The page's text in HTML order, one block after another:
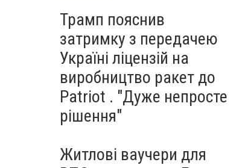
Трамп пояснив
затримку з передачею
Україні ліцензій на
виробництво ракет до
Patriot . "Дуже непросте
рішення"
Житлові ваучери для